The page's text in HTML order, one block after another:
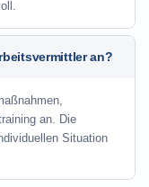
an?
an. Die
Situation